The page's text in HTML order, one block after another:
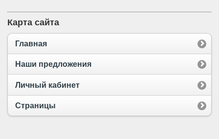
Карта сайта
Главная
Наши предложения
Личный кабинет
Страницы